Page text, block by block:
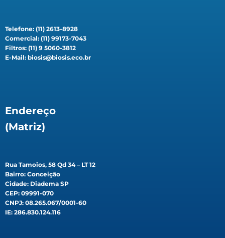
Telefone: (11) 2613-8928
Comercial: (11) 99173-7043
Filtros: (11) 9 5060-3812
E-Mail: biosis@biosis.eco.br
Endereço
(Matriz)
Rua Tamoios, 58 Qd 34 – LT 12
Bairro: Conceição
Cidade: Diadema SP
CEP: 09991-070
CNPJ: 08.265.067/0001-60
IE: 286.830.124.116